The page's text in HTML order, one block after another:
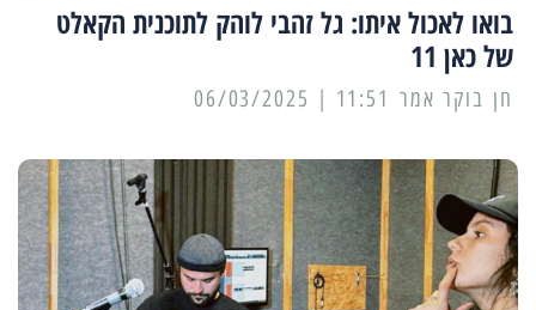
בואו לאכול איתו: גל זהבי לוהק לתוכנית הקאלט
של כאן 11
11:51 | 06/03/2025